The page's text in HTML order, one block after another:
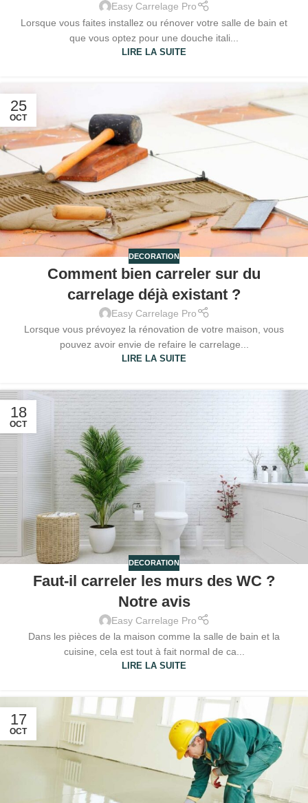
Easy Carrelage Pro
Lorsque vous faites installez ou rénover votre salle de bain et
que vous optez pour une douche itali...
LIRE LA SUITE
25
OCT
DECORATION
Comment bien carreler sur du
carrelage déjà existant ?
Easy Carrelage Pro
Lorsque vous prévoyez la rénovation de votre maison, vous
pouvez avoir envie de refaire le carrelage...
LIRE LA SUITE
18
OCT
DECORATION
Faut-il carreler les murs des WC ?
Notre avis
Easy Carrelage Pro
Dans les pièces de la maison comme la salle de bain et la
cuisine, cela est tout à fait normal de ca...
LIRE LA SUITE
17
OCT